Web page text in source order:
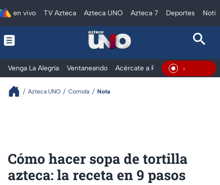
en vivo TV Azteca Azteca UNO Azteca 7 Deportes
Venga La Alegría Ventaneando Acércate a Rocío Al ExtremoEn Vivo
Azteca UNO Comida Nota
Cómo hacer sopa de tortilla
azteca: la receta en 9 pasos